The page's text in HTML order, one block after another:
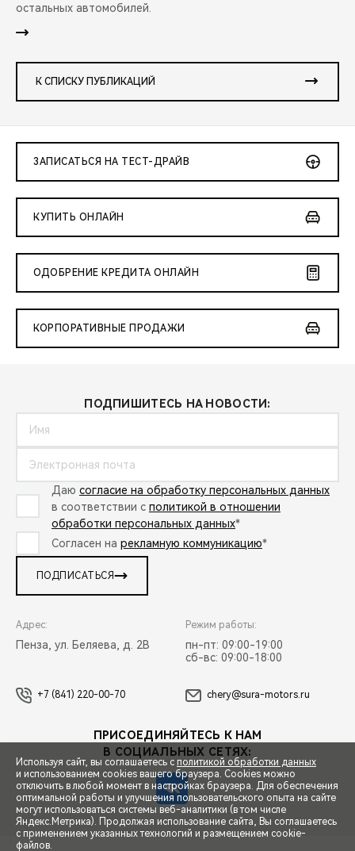
СПЕЦПРЕДЛОЖЕНИЯ
остальных автомобилей.
К СПИСКУ ПУБЛИКАЦИЙ
ЗАПИСАТЬСЯ НА ТЕСТ-ДРАЙВ
КУПИТЬ ОНЛАЙН
ОДОБРЕНИЕ КРЕДИТА ОНЛАЙН
КОРПОРАТИВНЫЕ ПРОДАЖИ
ПОДПИШИТЕСЬ НА НОВОСТИ:
Даю согласие на обработку персональных данных
в соответствии с политикой в отношении
обработки персональных данных*
Согласен на рекламную коммуникацию*
ПОДПИСАТЬСЯ
Адрес:
Пенза, ул. Беляева, д. 2В
Режим работы:
пн-пт: 09:00-19:00
сб-вс: 09:00-18:00
+7 (841) 220-00-70 chery@sura-motors.ru
ПРИСОЕДИНЯЙТЕСЬ К НАМ
В СОЦИАЛЬНЫХ СЕТЯХ:
Используя сайт, вы соглашаетесь с политикой обработки данных
и использованием cookies вашего браузера. Cookies можно
отключить в любой момент в настройках браузера. Для обеспечения
оптимальной работы и улучшения пользовательского опыта на сайте
могут использоваться системы веб-аналитики (в том числе
Яндекс.Метрика). Продолжая использование сайта, Вы соглашаетесь
с применением указанных технологий и размещением cookie-
файлов.